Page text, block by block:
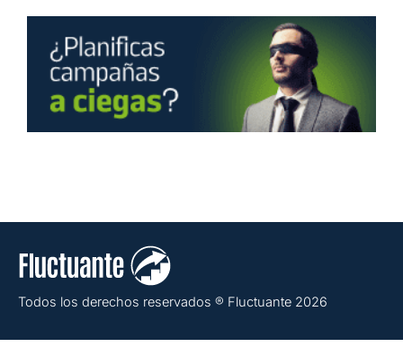
Todos los derechos reservados ® Fluctuante 2026